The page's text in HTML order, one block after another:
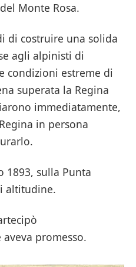
Monte Rosa.
di costruire una solida
agli alpinisti di
condizioni estreme di
superata la Regina
immediatamente,
in persona
1893, sulla Punta
altitudine.
promesso.